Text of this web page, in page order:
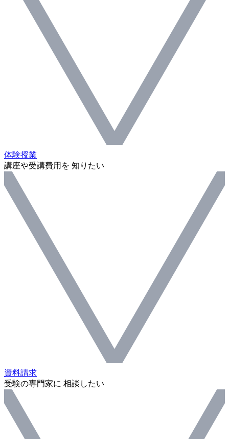
体験授業
講座や受講費用を 知りたい
資料請求
受験の専門家に 相談したい